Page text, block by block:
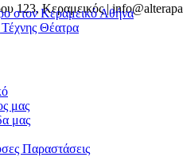
123, Κεραμεικός |
μας
μας
Παραστάσεις